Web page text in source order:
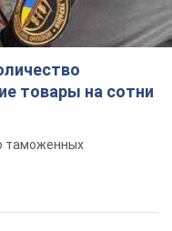
товары на сотни
таможенных